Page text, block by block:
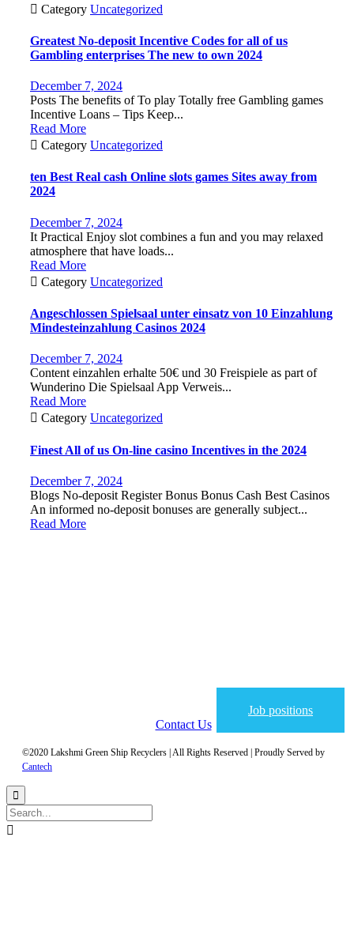
 Category Uncategorized
Greatest No-deposit Incentive Codes for all of us
Gambling enterprises The new to own 2024
December 7, 2024
Posts The benefits of To play Totally free Gambling games
Incentive Loans – Tips Keep...
Read More
 Category Uncategorized
ten Best Real cash Online slots games Sites away from
2024
December 7, 2024
It Practical Enjoy slot combines a fun and you may relaxed
atmosphere that have loads...
Read More
 Category Uncategorized
Angeschlossen Spielsaal unter einsatz von 10 Einzahlung
Mindesteinzahlung Casinos 2024
December 7, 2024
Content einzahlen erhalte 50€ und 30 Freispiele as part of
Wunderino Die Spielsaal App Verweis...
Read More
 Category Uncategorized
Finest All of us On-line casino Incentives in the 2024
December 7, 2024
Blogs No-deposit Register Bonus Bonus Cash Best Casinos
An informed no-deposit bonuses are generally subject...
Read More
Job positions
Contact Us
©2020 Lakshmi Green Ship Recyclers | All Rights Reserved | Proudly Served by
Cantech

